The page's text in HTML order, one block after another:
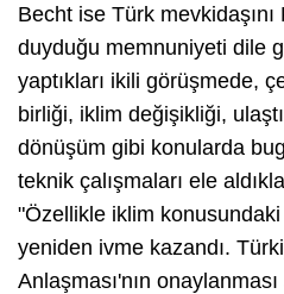
Becht ise Türk
duyduğu memnuniyeti dile
yaptıkları ikili görüşmede,
birliği, iklim değişikliği,
dönüşüm gibi konularda
teknik çalışmaları ele
"Özellikle iklim
yeniden ivme kazandı.
Anlaşması'nın